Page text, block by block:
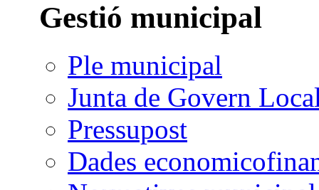
Gestió municipal
Ple municipal
Junta de Govern
Pressupost
Dades